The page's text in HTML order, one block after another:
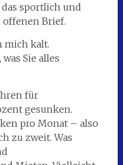
sportlich und
offenen Brief.
mich kalt.
Sie alles
für
gesunken.
pro Monat – also
zu zweit. Was